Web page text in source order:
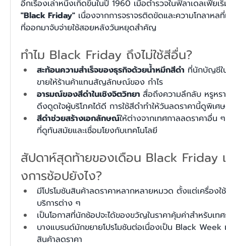
"Black Friday" เนื่องจากการจราจรติดขัดและความโกลาห
ที่ออกมาจับจ่ายใช้สอยหลังวันหยุดสำคัญ
ทำไม Black Friday ถึงไม่ใช้สีอื่น?
สะท้อนความสำเร็จของธุรกิจด้วยน้ำหมึกสีดำ ที่นักบัญชีใ
ขายให้ร้านค้าแทนสัญลักษณ์ของ กำไร
อารมณ์ของสีดำในเชิงจิตวิทยา สื่อถึงความลึกลับ หรูหร
ดึงดูดใจผู้บริโภคได้ดี การใช้สีดำทำให้วันลดราคานี้ดูพิเศ
สีดำช่วยสร้างเอกลักษณ์ให้ต่างจากเทศกาลลดราคาอื่น
ที่ดูทันสมัยและเชื่อมโยงกับเทคโนโลยี
สัปดาห์สุดท้ายของเดือน Black Friday
งการช้อปยังไง?
มีโปรโมชันสินค้าลดราคาหลากหลายหมวด ตั้งแต่เครื่อง
บริการต่าง ๆ
เป็นโอกาสที่นักช้อปจะได้ของขวัญในราคาคุ้มค่าสำหรับเ
บางแบรนด์มักขยายโปรโมชันต่อเนื่องเป็น Black Week
สินค้าลดราคา